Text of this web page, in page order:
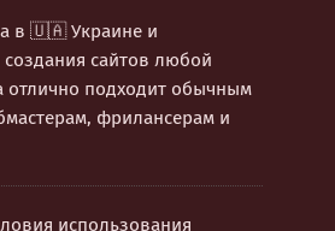
в 🇺🇦 Украине и
сайтов любой
отлично подходит обычным
фрилансерам и
использования